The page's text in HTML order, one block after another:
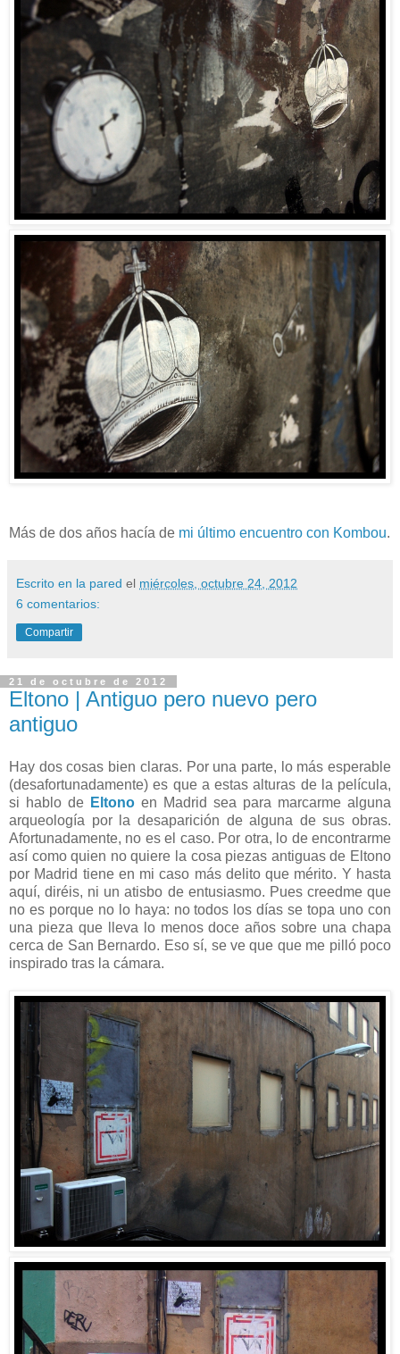
Más de dos años hacía de mi último encuentro con Kombou.
Escrito en la pared el miércoles, octubre 24, 2012
6 comentarios:
Compartir
21 de octubre de 2012
Eltono | Antiguo pero nuevo pero
antiguo
Hay dos cosas bien claras. Por una parte, lo más esperable
(desafortunadamente) es que a estas alturas de la película,
si hablo de Eltono en Madrid sea para marcarme alguna
arqueología por la desaparición de alguna de sus obras.
Afortunadamente, no es el caso. Por otra, lo de encontrarme
así como quien no quiere la cosa piezas antiguas de Eltono
por Madrid tiene en mi caso más delito que mérito. Y hasta
aquí, diréis, ni un atisbo de entusiasmo. Pues creedme que
no es porque no lo haya: no todos los días se topa uno con
una pieza que lleva lo menos doce años sobre una chapa
cerca de San Bernardo. Eso sí, se ve que que me pilló poco
inspirado tras la cámara.